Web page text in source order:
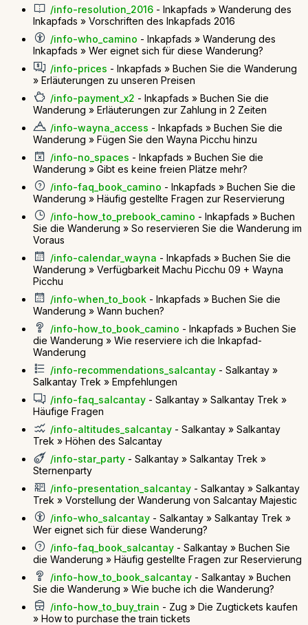
/info-resolution_2016 - Inkapfads » Wanderung des
Inkapfads » Vorschriften des Inkapfads 2016
/info-who_camino - Inkapfads » Wanderung des
Inkapfads » Wer eignet sich für diese Wanderung?
/info-prices - Inkapfads » Buchen Sie die Wanderung
» Erläuterungen zu unseren Preisen
/info-payment_x2 - Inkapfads » Buchen Sie die
Wanderung » Erläuterungen zur Zahlung in 2 Zeiten
/info-wayna_access - Inkapfads » Buchen Sie die
Wanderung » Fügen Sie den Wayna Picchu hinzu
/info-no_spaces - Inkapfads » Buchen Sie die
Wanderung » Gibt es keine freien Plätze mehr?
/info-faq_book_camino - Inkapfads » Buchen Sie die
Wanderung » Häufig gestellte Fragen zur Reservierung
/info-how_to_prebook_camino - Inkapfads » Buchen
Sie die Wanderung » So reservieren Sie die Wanderung im
Voraus
/info-calendar_wayna - Inkapfads » Buchen Sie die
Wanderung » Verfügbarkeit Machu Picchu 09 + Wayna
Picchu
/info-when_to_book - Inkapfads » Buchen Sie die
Wanderung » Wann buchen?
/info-how_to_book_camino - Inkapfads » Buchen Sie
die Wanderung » Wie reserviere ich die Inkapfad-
Wanderung
/info-recommendations_salcantay - Salkantay »
Salkantay Trek » Empfehlungen
/info-faq_salcantay - Salkantay » Salkantay Trek »
Häufige Fragen
/info-altitudes_salcantay - Salkantay » Salkantay
Trek » Höhen des Salcantay
/info-star_party - Salkantay » Salkantay Trek »
Sternenparty
/info-presentation_salcantay - Salkantay » Salkantay
Trek » Vorstellung der Wanderung von Salcantay Majestic
/info-who_salcantay - Salkantay » Salkantay Trek »
Wer eignet sich für diese Wanderung?
/info-faq_book_salcantay - Salkantay » Buchen Sie
die Wanderung » Häufig gestellte Fragen zur Reservierung
/info-how_to_book_salcantay - Salkantay » Buchen
Sie die Wanderung » Wie buche ich die Wanderung?
/info-how_to_buy_train - Zug » Die Zugtickets kaufen
» How to purchase the train tickets